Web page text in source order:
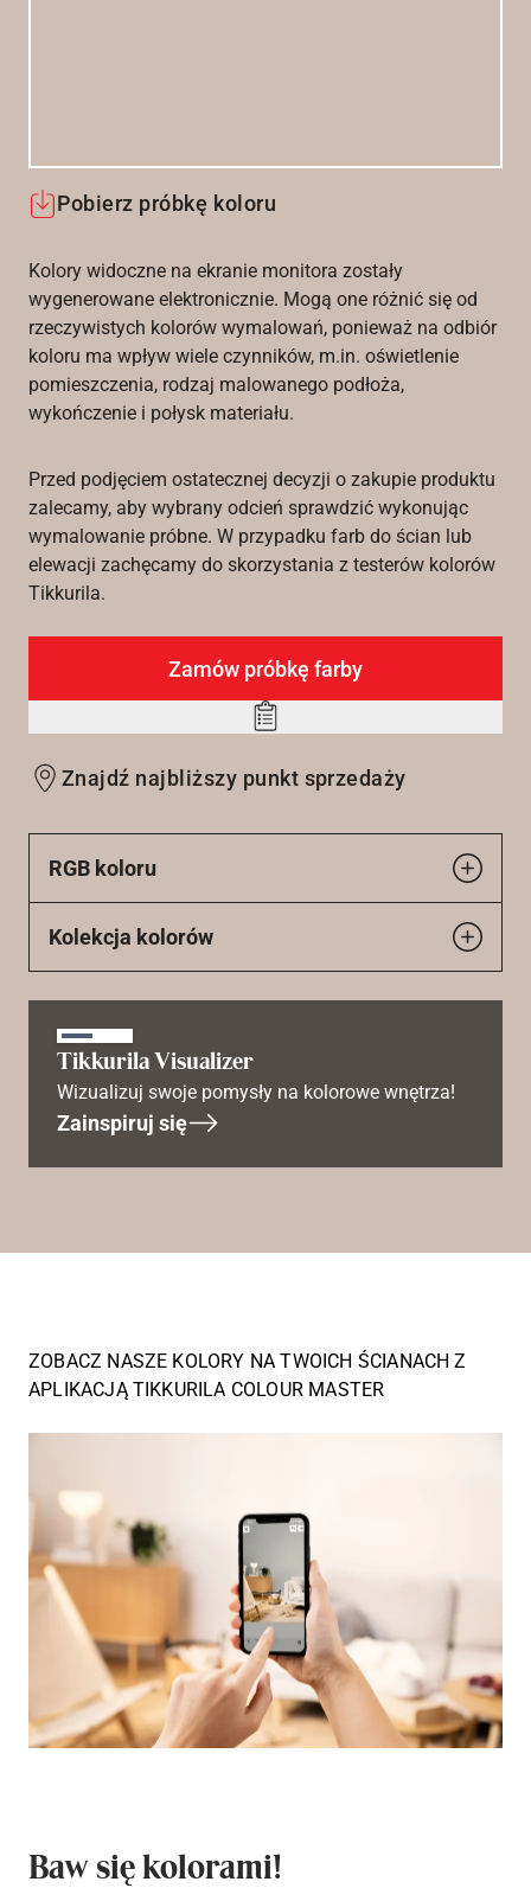
Pobierz próbkę koloru
Kolory widoczne na ekranie monitora zostały
wygenerowane elektronicznie. Mogą one różnić się od
rzeczywistych kolorów wymalowań, ponieważ na odbiór
koloru ma wpływ wiele czynników, m.in. oświetlenie
pomieszczenia, rodzaj malowanego podłoża,
wykończenie i połysk materiału.
Przed podjęciem ostatecznej decyzji o zakupie produktu
zalecamy, aby wybrany odcień sprawdzić wykonując
wymalowanie próbne. W przypadku farb do ścian lub
elewacji zachęcamy do skorzystania z testerów kolorów
Tikkurila.
Zamów próbkę farby
Add
wishlist
Znajdź najbliższy punkt sprzedaży
RGB koloru
Kolekcja kolorów
Tikkurila Visualizer
Wizualizuj swoje pomysły na kolorowe wnętrza!
Zainspiruj się
ZOBACZ NASZE KOLORY NA TWOICH ŚCIANACH Z
APLIKACJĄ TIKKURILA COLOUR MASTER
Baw się kolorami!